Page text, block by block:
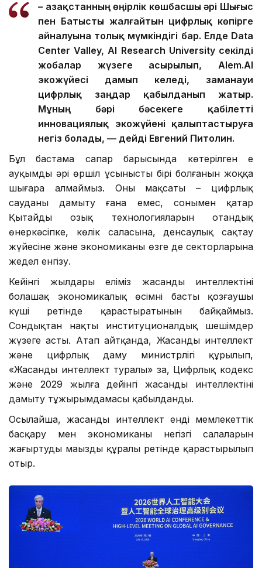
– Қазақстанның өңірлік көшбасшы әрі Шығыс
пен Батысты жалғайтын цифрлық көпірге
айналуына толық мүмкіндігі бар. Елде Data
Center Valley, AI Research University секілді
жобалар жүзеге асырылып, Alem.AI
экожүйесі дамып келеді, заманауи
цифрлық заңдар қабылданып жатыр.
Мұның бәрі бәсекеге қабілетті
инновациялық экожүйені қалыптастыруға
негіз болады, — дейді Евгений Питолин.
Бұл бастама сапар барысында көтерілген ең
ауқымды әрі өршіл ұсыныстың бірі болғанын жоққа
шығара алмаймыз. Оның мақсаты – цифрлық
сауданы дамыту ғана емес, сонымен қатар
Қытайдың озық технологияларын отандық
өнеркәсіпке, көлік саласына, денсаулық сақтау
жүйесіне және экономиканың өзге де секторларына
жедел енгізу.
Кейінгі жылдары еліміз жасанды интеллектіні
болашақ экономикалық өсімнің басты қозғаушы
күші ретінде қарастыратынын байқаймыз.
Сондықтан нақты институционалдық шешімдер
жүзеге асты. Атап айтқанда, Жасанды интеллект
және цифрлық даму министрлігі құрылып,
«Жасанды интеллект туралы» заң, Цифрлық кодекс
және 2029 жылға дейінгі жасанды интеллектіні
дамыту тұжырымдамасы қабылданды.
Осылайша, жасанды интеллект енді мемлекеттік
басқару мен экономиканың негізгі салаларын
жаңғыртудың маңызды құралы ретінде қарастырылып
отыр.